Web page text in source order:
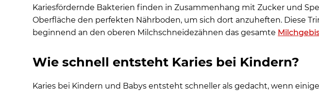
Kariesfördernde Bakterien finden in Zusammenhang mit Zucker und
Oberfläche den perfekten Nährboden, um sich dort anzuheften. Diese
beginnend an den oberen Milchschneidezähnen das gesamte
Wie schnell entsteht Karies bei Kindern?
Karies bei Kindern und Babys entsteht schneller als gedacht, wenn